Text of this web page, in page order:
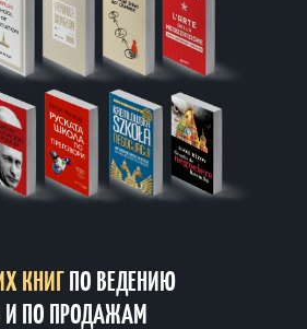
Как вести переговоры с сильными
оппонентами. Обладатель премии
КНИГПО ВЕДЕНИЮ
И ПО ПРОДАЖАМ